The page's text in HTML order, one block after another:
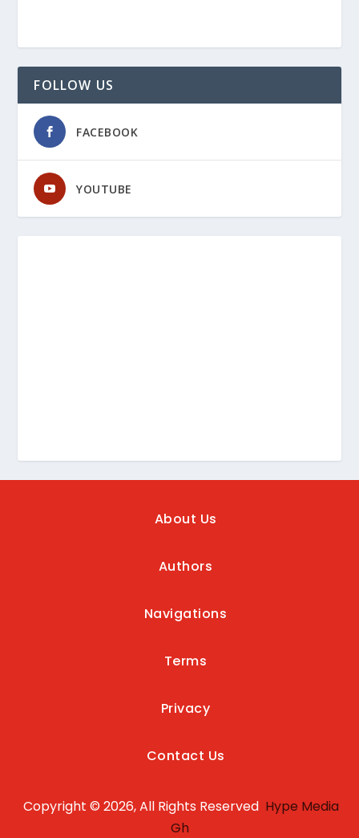
FOLLOW US
FACEBOOK
YOUTUBE
About Us
Authors
Navigations
Terms
Privacy
Contact Us
Copyright © 2026, All Rights Reserved Hype Media
Gh